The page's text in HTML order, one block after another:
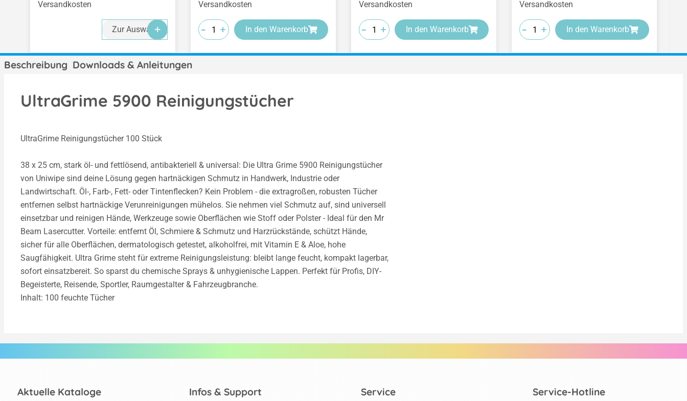
Versandkosten
Zur Auswahl
Versandkosten
-
-
- +
+
+ In den Warenkorb
Versandkosten
-
-
- +
+
+ In den Warenkorb
Versandkosten
-
-
- +
+
+ In den Warenkorb
Beschreibung Downloads & Anleitungen
UltraGrime 5900 Reinigungstücher
UltraGrime Reinigungstücher 100 Stück
38 x 25 cm, stark öl- und fettlösend, antibakteriell & universal: Die Ultra Grime 5900 Reinigungstücher
von Uniwipe sind deine Lösung gegen hartnäckigen Schmutz in Handwerk, Industrie oder
Landwirtschaft. Öl-, Farb-, Fett- oder Tintenflecken? Kein Problem - die extragroßen, robusten Tücher
entfernen selbst hartnäckige Verunreinigungen mühelos. Sie nehmen viel Schmutz auf, sind universell
einsetzbar und reinigen Hände, Werkzeuge sowie Oberflächen wie Stoff oder Polster - Ideal für den Mr
Beam Lasercutter. Vorteile: entfernt Öl, Schmiere & Schmutz und Harzrückstände, schützt Hände,
sicher für alle Oberflächen, dermatologisch getestet, alkoholfrei, mit Vitamin E & Aloe, hohe
Saugfähigkeit. Ultra Grime steht für extreme Reinigungsleistung: bleibt lange feucht, kompakt lagerbar,
sofort einsatzbereit. So sparst du chemische Sprays & unhygienische Lappen. Perfekt für Profis, DIY-
Begeisterte, Reisende, Sportler, Raumgestalter & Fahrzeugbranche.
Inhalt: 100 feuchte Tücher
Aktuelle Kataloge Service-Hotline
Infos & Support Service